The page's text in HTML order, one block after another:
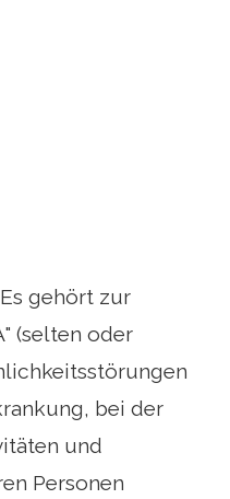
Es gehört zur
(selten oder
bei der
und
Personen